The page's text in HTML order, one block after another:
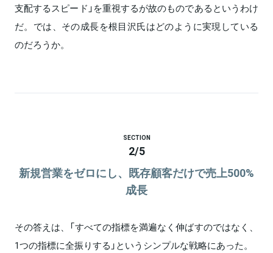
支配するスピード」を重視するが故のものであるというわけ
だ。では、その成長を根目沢氏はどのように実現している
のだろうか。
SECTION
2/5
新規営業をゼロにし、既存顧客だけで売上500%
成長
その答えは、「すべての指標を満遍なく伸ばすのではなく、
1つの指標に全振りする」というシンプルな戦略にあった。